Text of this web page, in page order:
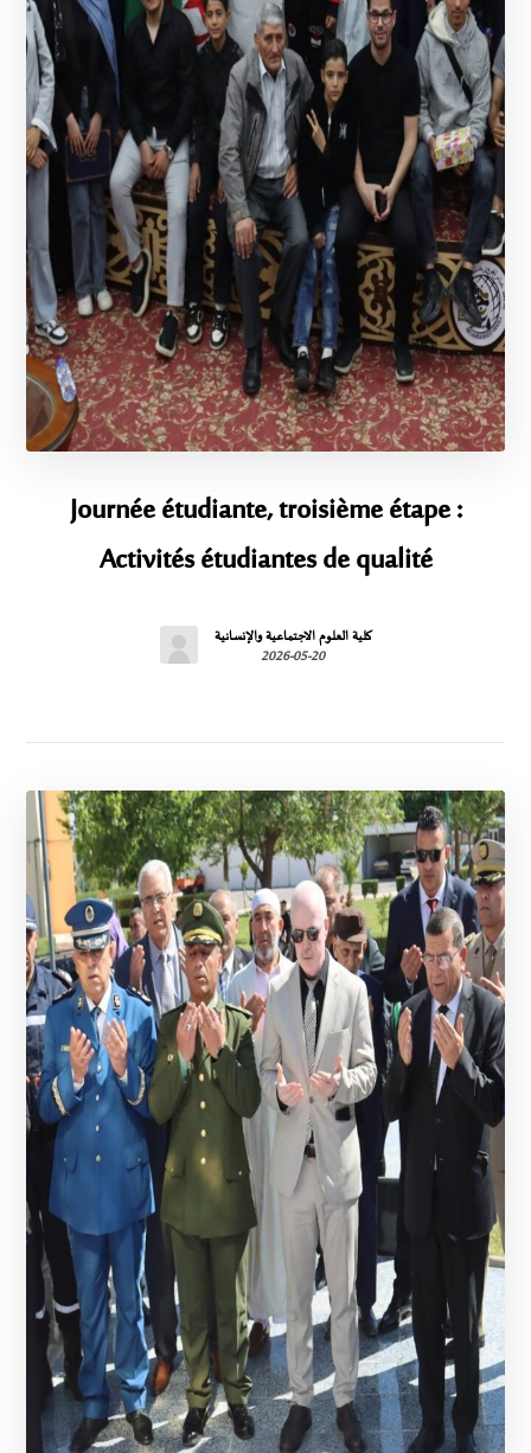
Journée étudiante, troisième étape :
Activités étudiantes de qualité
كلية العلوم الاجتماعية والإنسانية
2026-05-20